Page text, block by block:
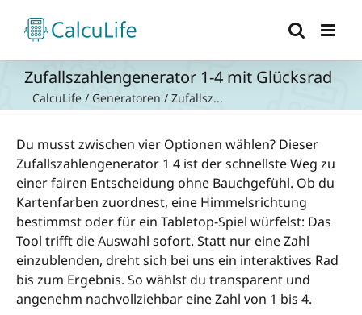
Inhalt
springen
Zufallszahlengenerator 1-4 mit Glücksrad
CalcuLife / Generatoren / Zufallsz...
Du musst zwischen vier Optionen wählen? Dieser
Zufallszahlengenerator 1 4 ist der schnellste Weg zu
einer fairen Entscheidung ohne Bauchgefühl. Ob du
Kartenfarben zuordnest, eine Himmelsrichtung
bestimmst oder für ein Tabletop-Spiel würfelst: Das
Tool trifft die Auswahl sofort. Statt nur eine Zahl
einzublenden, dreht sich bei uns ein interaktives Rad
bis zum Ergebnis. So wählst du transparent und
angenehm nachvollziehbar eine Zahl von 1 bis 4.